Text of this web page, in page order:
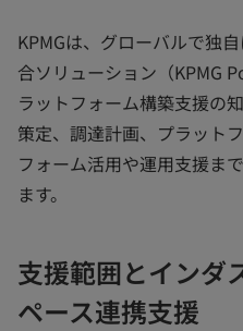
KPMGは、グローバルで独
合ソリューション（KPMG
ラットフォーム構築支援の
策定、調達計画、プラット
フォーム活用や運用支援ま
ます。
支援範囲とインダ
ペース連携支援